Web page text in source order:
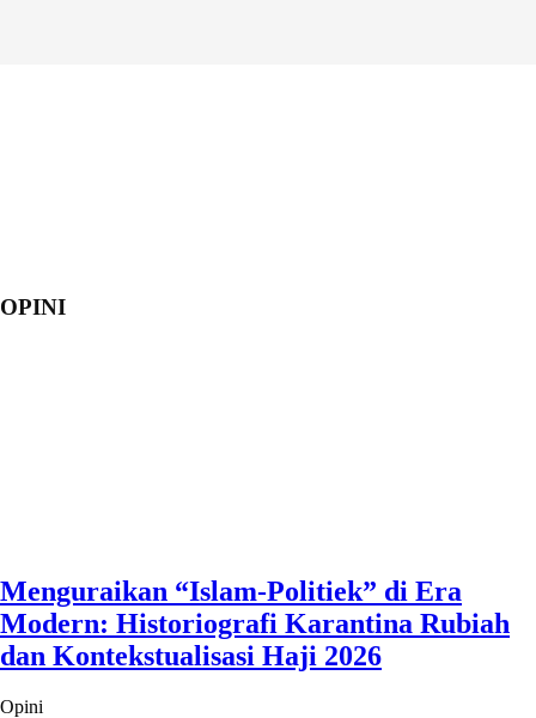
OPINI
Menguraikan “Islam-Politiek” di Era
Modern: Historiografi Karantina Rubiah
dan Kontekstualisasi Haji 2026
Opini